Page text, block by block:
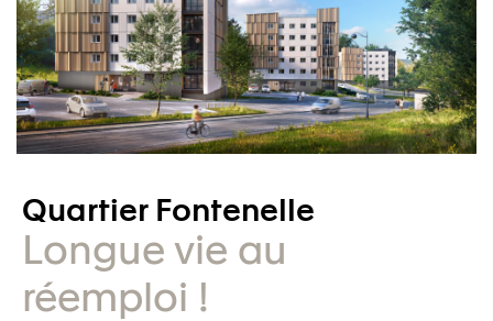
Quartier Fontenelle
Longue vie au
réemploi !